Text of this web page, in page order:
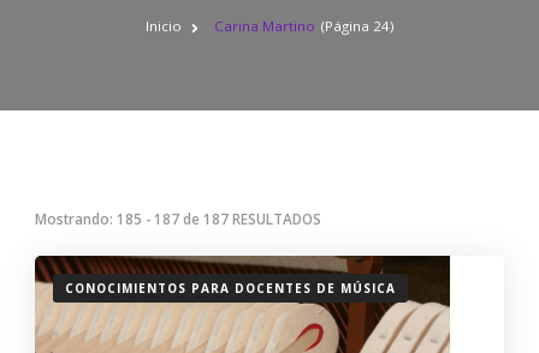
Inicio Carina Martino (Página 24)
Mostrando: 185 - 187 de 187 RESULTADOS
CONOCIMIENTOS PARA DOCENTES DE MÚSICA